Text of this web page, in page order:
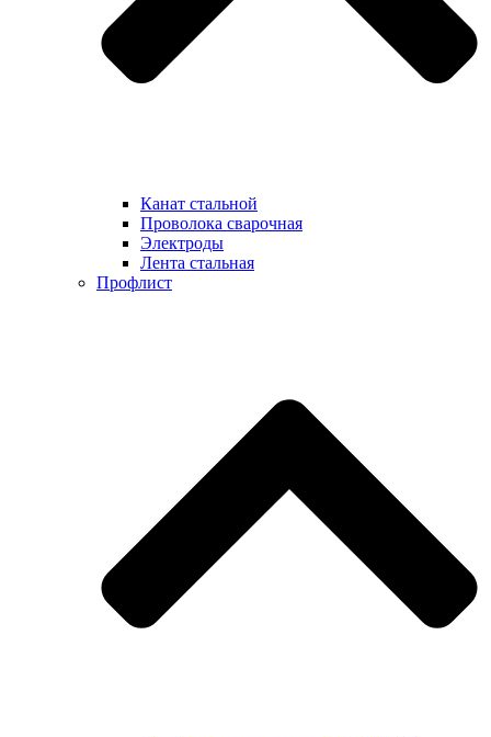
Канат стальной
Проволока сварочная
Электроды
Лента стальная
Профлист